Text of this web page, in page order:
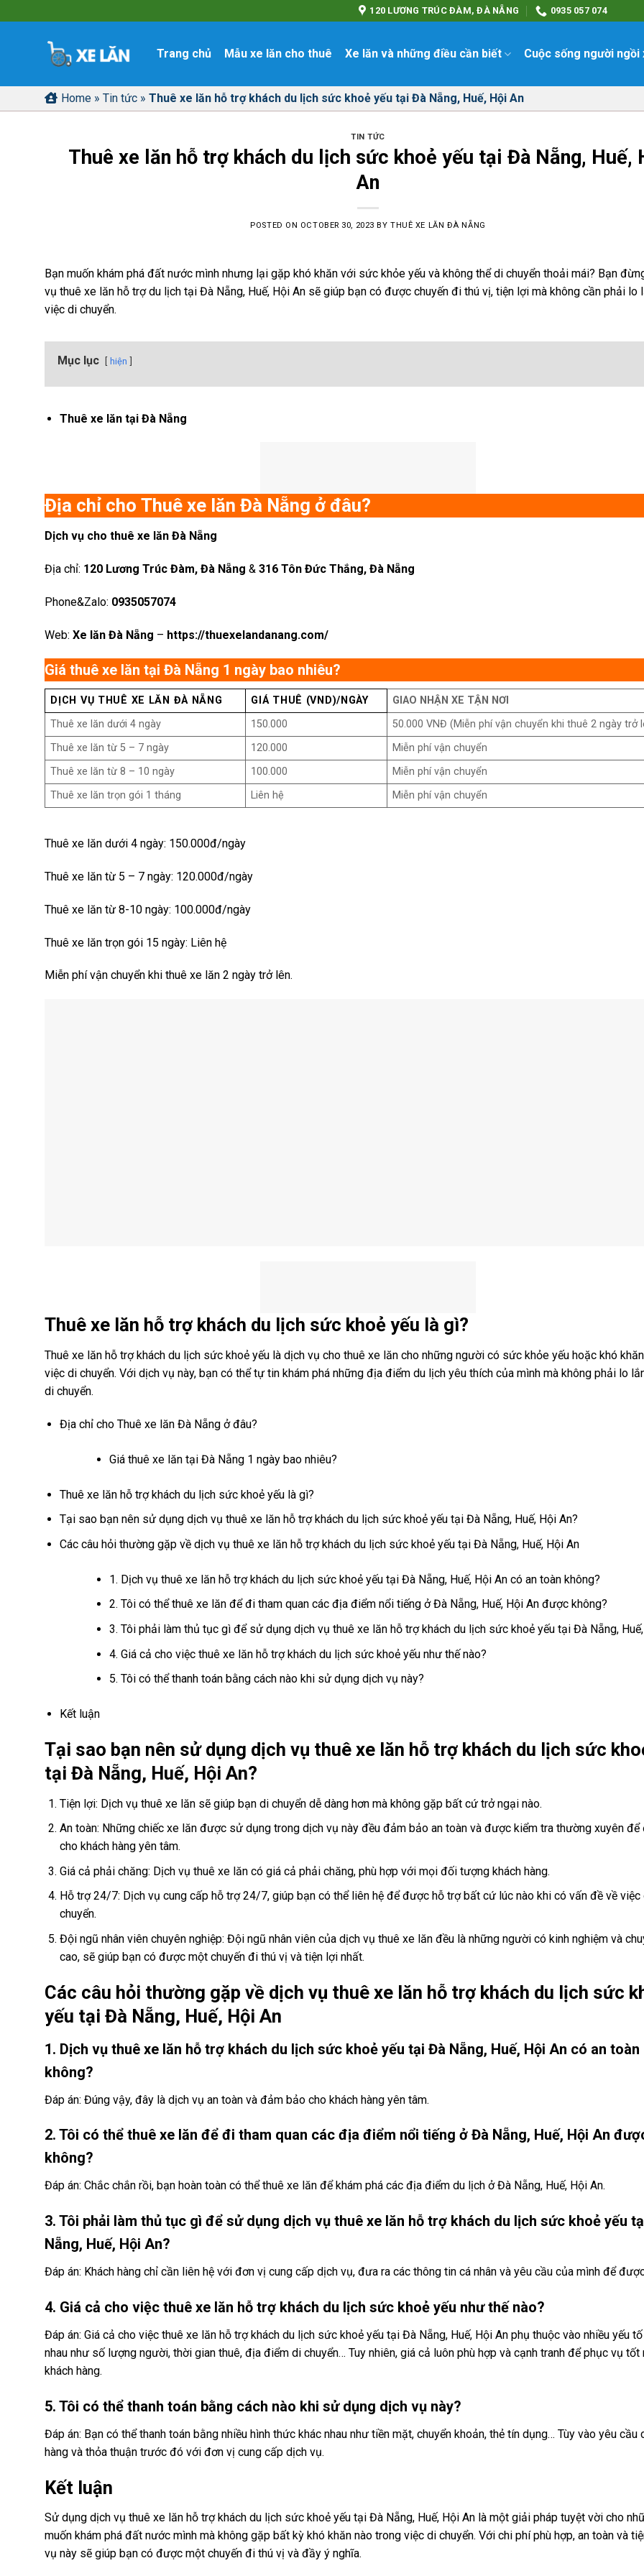
120 LƯƠNG TRÚC ĐÀM, ĐÀ NẴNG 0935 057 074
Trang chủ Mẫu xe lăn cho thuê Xe lăn và những điều cần biết Cuộc sống người ngồi
Home » Tin tức » Thuê xe lăn hỗ trợ khách du lịch sức khoẻ yếu tại Đà Nẵng, Huế, Hội An
TIN TỨC
Thuê xe lăn hỗ trợ khách du lịch sức khoẻ yếu tại Đà Nẵng, Huế,
An
POSTED ON OCTOBER 30, 2023 BYTHUÊ XE LĂN ĐÀ NẴNG
Bạn muốn khám phá đất nước mình nhưng lại gặp khó khăn với sức khỏe yếu và không thể di chuyển thoải mái? Bạn
vụ thuê xe lăn hỗ trợ du lịch tại Đà Nẵng, Huế, Hội An sẽ giúp bạn có được chuyến đi thú vị, tiện lợi mà không cần phải lo
việc di chuyển.
Mục lục hiện
Thuê xe lăn tại Đà Nẵng
Địa chỉ cho Thuê xe lăn Đà Nẵng ở đâu?
Dịch vụ cho thuê xe lăn Đà Nẵng
Địa chỉ: 120 Lương Trúc Đàm, Đà Nẵng & 316 Tôn Đức Thắng, Đà Nẵng
Phone&Zalo: 0935057074
Web: Xe lăn Đà Nẵng – https://thuexelandanang.com/
Giá thuê xe lăn tại Đà Nẵng 1 ngày bao nhiêu?
DỊCH VỤ THUÊ XE LĂN ĐÀ NẴNG GIÁ THUÊ (VND)/NGÀY
GIAO NHẬN XE TẬN NƠI
Thuê xe lăn dưới 4 ngày
150.000
50.000 VNĐ (Miễn phí vận chuyển khi thuê 2 ngày trở
Thuê xe lăn từ 5 – 7 ngày
120.000
Miễn phí vận chuyển
Thuê xe lăn từ 8 – 10 ngày
100.000
Miễn phí vận chuyển
Thuê xe lăn trọn gói 1 tháng
Liên hệ Miễn phí vận chuyển
Thuê xe lăn dưới 4 ngày: 150.000đ/ngày
Thuê xe lăn từ 5 – 7 ngày: 120.000đ/ngày
Thuê xe lăn từ 8-10 ngày: 100.000đ/ngày
Thuê xe lăn trọn gói 15 ngày: Liên hệ
Miễn phí vận chuyển khi thuê xe lăn 2 ngày trở lên.
Thuê xe lăn hỗ trợ khách du lịch sức khoẻ yếu là gì?
Thuê xe lăn hỗ trợ khách du lịch sức khoẻ yếu là dịch vụ cho thuê xe lăn cho những người có sức khỏe yếu hoặc khó
việc di chuyển. Với dịch vụ này, bạn có thể tự tin khám phá những địa điểm du lịch yêu thích của mình mà không phải lo
di chuyển.
Địa chỉ cho Thuê xe lăn Đà Nẵng ở đâu?
Giá thuê xe lăn tại Đà Nẵng 1 ngày bao nhiêu?
Thuê xe lăn hỗ trợ khách du lịch sức khoẻ yếu là gì?
Tại sao bạn nên sử dụng dịch vụ thuê xe lăn hỗ trợ khách du lịch sức khoẻ yếu tại Đà Nẵng, Huế, Hội An?
Các câu hỏi thường gặp về dịch vụ thuê xe lăn hỗ trợ khách du lịch sức khoẻ yếu tại Đà Nẵng, Huế, Hội An
1. Dịch vụ thuê xe lăn hỗ trợ khách du lịch sức khoẻ yếu tại Đà Nẵng, Huế, Hội An có an toàn không?
2. Tôi có thể thuê xe lăn để đi tham quan các địa điểm nổi tiếng ở Đà Nẵng, Huế, Hội An được không?
3. Tôi phải làm thủ tục gì để sử dụng dịch vụ thuê xe lăn hỗ trợ khách du lịch sức khoẻ yếu tại Đà Nẵng,
4. Giá cả cho việc thuê xe lăn hỗ trợ khách du lịch sức khoẻ yếu như thế nào?
5. Tôi có thể thanh toán bằng cách nào khi sử dụng dịch vụ này?
Kết luận
Tại sao bạn nên sử dụng dịch vụ thuê xe lăn hỗ trợ khách du lịch sức
tại Đà Nẵng, Huế, Hội An?
Tiện lợi: Dịch vụ thuê xe lăn sẽ giúp bạn di chuyển dễ dàng hơn mà không gặp bất cứ trở ngại nào.
An toàn: Những chiếc xe lăn được sử dụng trong dịch vụ này đều đảm bảo an toàn và được kiểm tra thường xuyên
cho khách hàng yên tâm.
Giá cả phải chăng: Dịch vụ thuê xe lăn có giá cả phải chăng, phù hợp với mọi đối tượng khách hàng.
Hỗ trợ 24/7: Dịch vụ cung cấp hỗ trợ 24/7, giúp bạn có thể liên hệ để được hỗ trợ bất cứ lúc nào khi có vấn đề về việc
chuyển.
Đội ngũ nhân viên chuyên nghiệp: Đội ngũ nhân viên của dịch vụ thuê xe lăn đều là những người có kinh nghiệm và
cao, sẽ giúp bạn có được một chuyến đi thú vị và tiện lợi nhất.
Các câu hỏi thường gặp về dịch vụ thuê xe lăn hỗ trợ khách du lịch sức
yếu tại Đà Nẵng, Huế, Hội An
1. Dịch vụ thuê xe lăn hỗ trợ khách du lịch sức khoẻ yếu tại Đà Nẵng, Huế, Hội An có an toàn
không?
Đáp án: Đúng vậy, đây là dịch vụ an toàn và đảm bảo cho khách hàng yên tâm.
2. Tôi có thể thuê xe lăn để đi tham quan các địa điểm nổi tiếng ở Đà Nẵng, Huế, Hội An
không?
Đáp án: Chắc chắn rồi, bạn hoàn toàn có thể thuê xe lăn để khám phá các địa điểm du lịch ở Đà Nẵng, Huế, Hội An.
3. Tôi phải làm thủ tục gì để sử dụng dịch vụ thuê xe lăn hỗ trợ khách du lịch sức khoẻ yếu
Nẵng, Huế, Hội An?
Đáp án: Khách hàng chỉ cần liên hệ với đơn vị cung cấp dịch vụ, đưa ra các thông tin cá nhân và yêu cầu của mình để
4. Giá cả cho việc thuê xe lăn hỗ trợ khách du lịch sức khoẻ yếu như thế nào?
Đáp án: Giá cả cho việc thuê xe lăn hỗ trợ khách du lịch sức khoẻ yếu tại Đà Nẵng, Huế, Hội An phụ thuộc vào nhiều yếu
nhau như số lượng người, thời gian thuê, địa điểm di chuyển… Tuy nhiên, giá cả luôn phù hợp và cạnh tranh để phục vụ tốt
khách hàng.
5. Tôi có thể thanh toán bằng cách nào khi sử dụng dịch vụ này?
Đáp án: Bạn có thể thanh toán bằng nhiều hình thức khác nhau như tiền mặt, chuyển khoản, thẻ tín dụng… Tùy vào yêu cầu
hàng và thỏa thuận trước đó với đơn vị cung cấp dịch vụ.
Kết luận
Sử dụng dịch vụ thuê xe lăn hỗ trợ khách du lịch sức khoẻ yếu tại Đà Nẵng, Huế, Hội An là một giải pháp tuyệt vời cho
muốn khám phá đất nước mình mà không gặp bất kỳ khó khăn nào trong việc di chuyển. Với chi phí phù hợp, an toàn và
vụ này sẽ giúp bạn có được một chuyến đi thú vị và đầy ý nghĩa.